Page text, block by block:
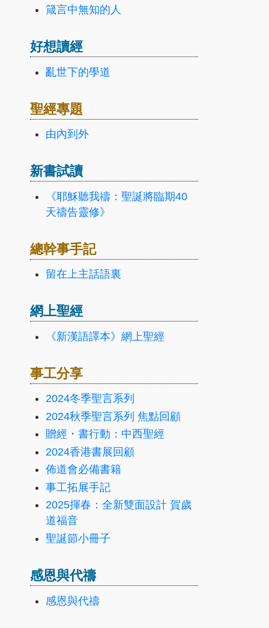
箴言中無知的人
好想讀經
亂世下的學道
聖經專題
由內到外
新書試讀
《耶穌聽我禱：聖誕將臨期40
天禱告靈修》
總幹事手記
留在上主話語裏
網上聖經
《新漢語譯本》網上聖經
事工分享
2024冬季聖言系列
2024秋季聖言系列 焦點回顧
贈經・書行動：中西聖經
2024香港書展回顧
佈道會必備書籍
事工拓展手記
2025揮春：全新雙面設計 賀歲
道福音
聖誕節小冊子
感恩與代禱
感恩與代禱